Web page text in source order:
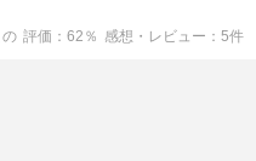
の 評価 62 ％ 感想・レビュー 5件